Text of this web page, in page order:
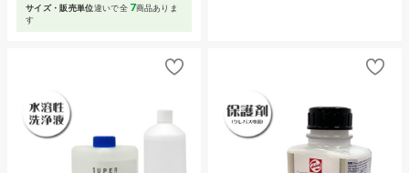
サイズ・販売単位違いで全 7商品ありま
す